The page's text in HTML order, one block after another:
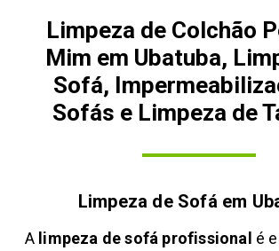
Limpeza de Colchão
Mim em Ubatuba,
Sofá,
Sofás e Limpeza de
Limpeza de Sofá em
A limpeza de sofá profissional é